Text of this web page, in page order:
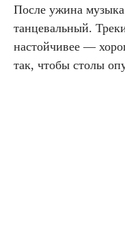
После ужина музыка
танцевальный.
настойчивее —
так, чтобы столы